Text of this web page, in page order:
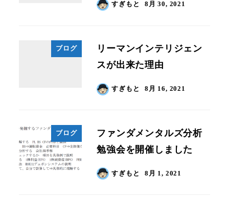
すぎもと 8月 30, 2021
ブログ
リーマンインテリジェン
スが出来た理由
すぎもと 8月 16, 2021
ブログ
ファンダメンタルズ分析
勉強会を開催しました
すぎもと 8月 1, 2021